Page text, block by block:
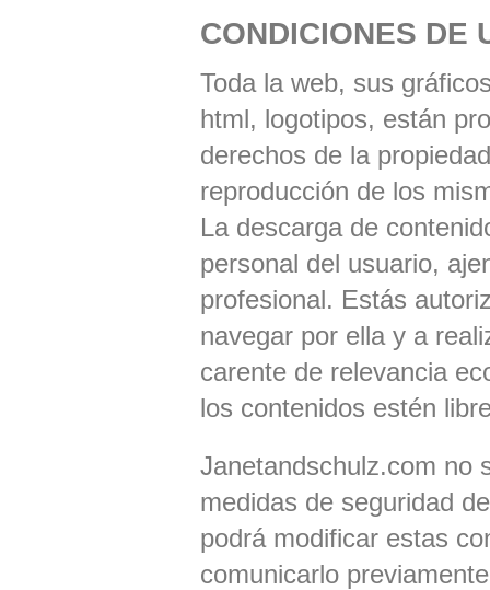
CONDICIONES DE
Toda la web, sus
html, logotipos, están
derechos de la
reproducción de los
La descarga de
personal del usuario,
profesional. Estás
navegar por ella y a
carente de relevancia
los contenidos estén
Janetandschulz.com no
medidas de seguridad
podrá modificar estas
comunicarlo